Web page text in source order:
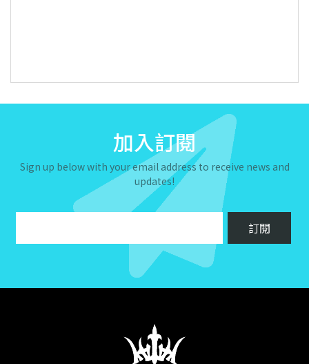
加入訂閱
Sign up below with your email address to receive news and
updates!